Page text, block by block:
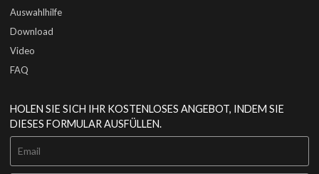
Auswahlhilfe
Download
Video
FAQ
HOLEN SIE SICH IHR KOSTENLOSES ANGEBOT, INDEM SIE
DIESES FORMULAR AUSFÜLLEN.